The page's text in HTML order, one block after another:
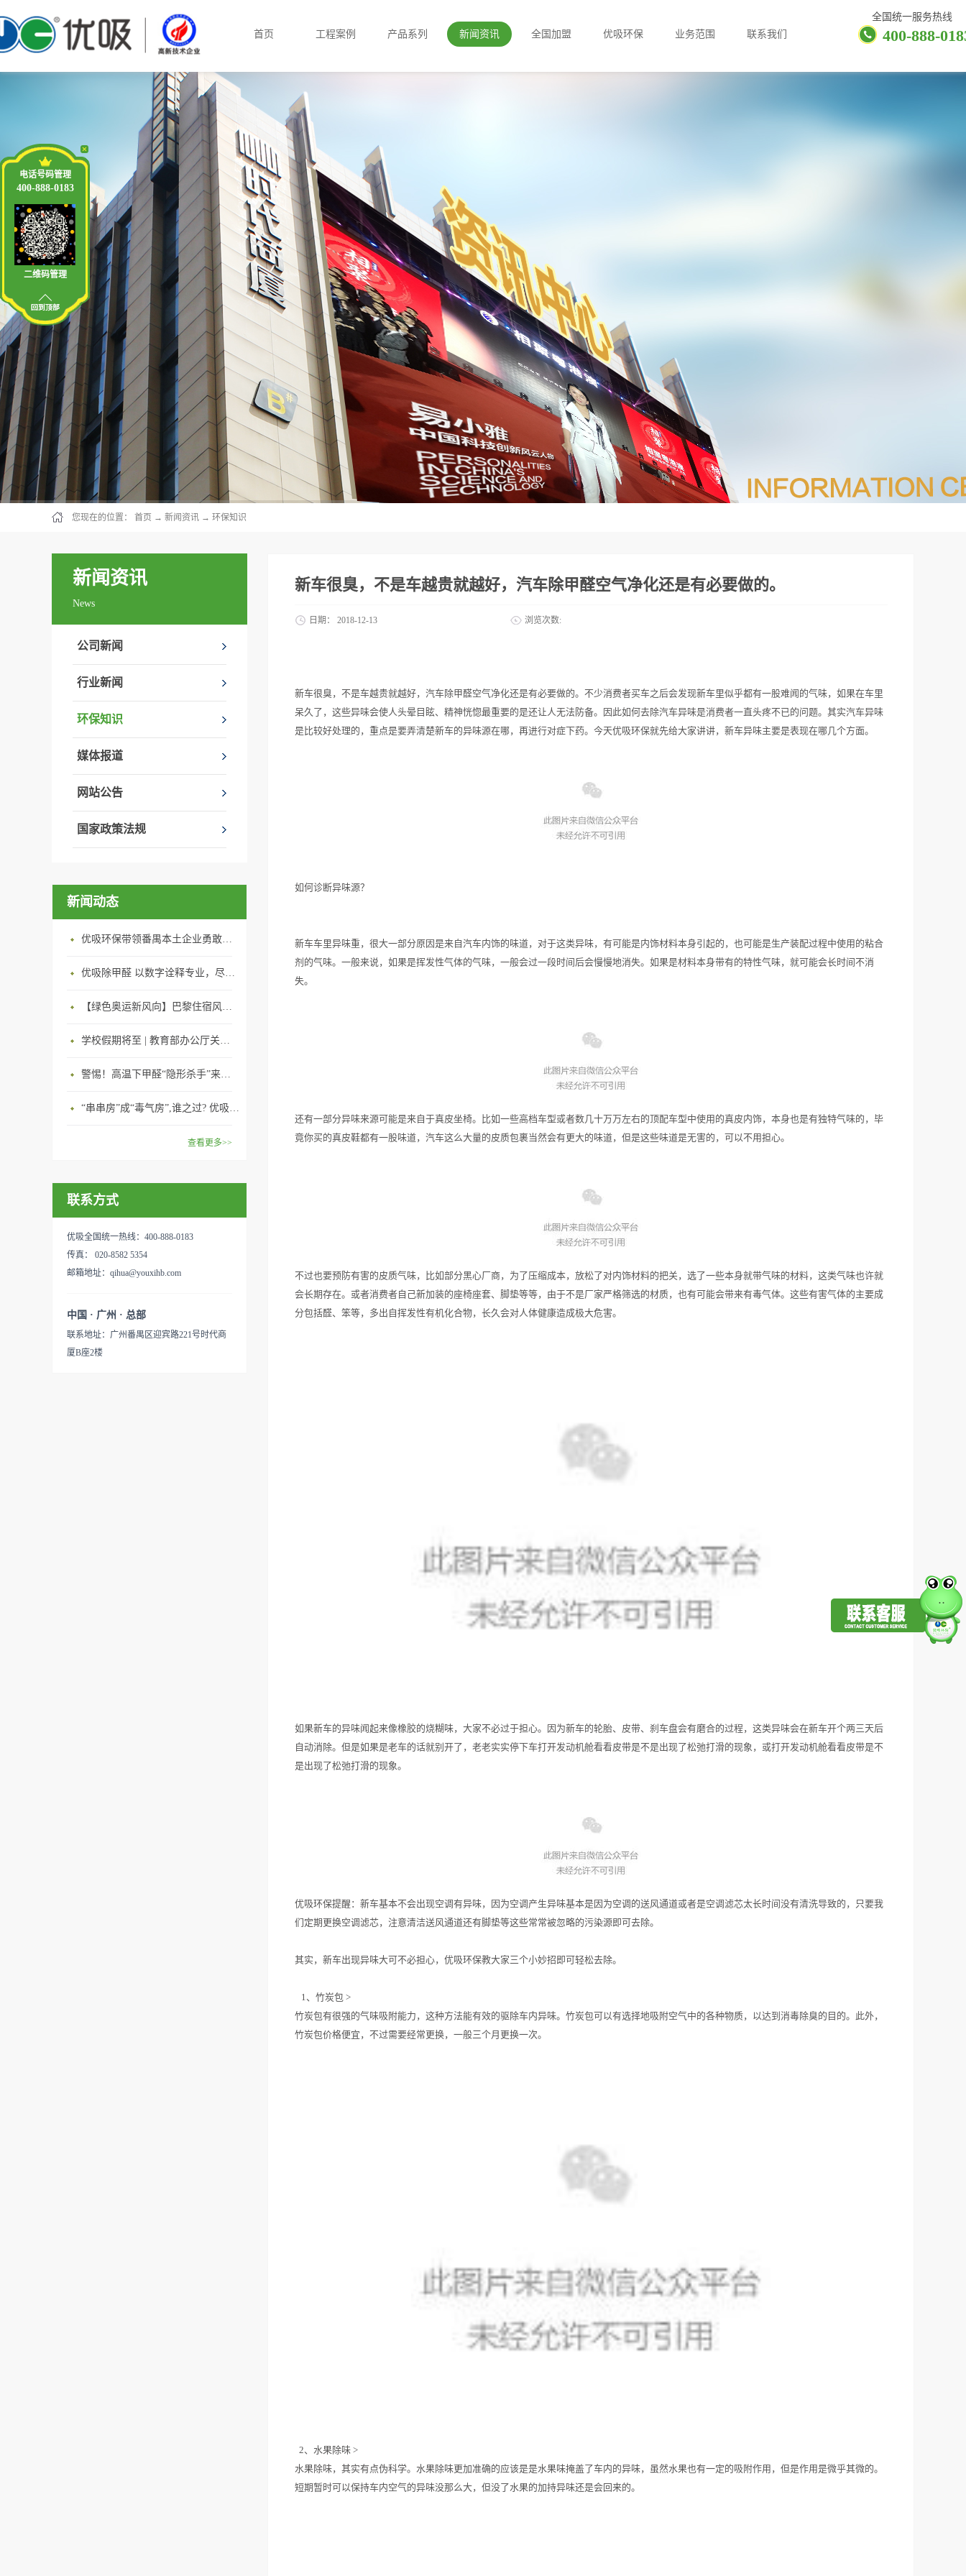
全国统一服务热线
400-888-
首页 工程案例 产品系列 新闻资讯 全国加盟 优吸环保 业务范围 联系我们
您现在的位置： 首页 → 新闻资讯 → 环保知识
新闻资讯
News
公司新闻
行业新闻
环保知识
媒体报道
网站公告
国家政策法规
新闻动态
优吸环保带领番禺本​土企业勇敢破局向“新”
优吸除甲醛 以数字诠释专业，尽显除醛品牌实力！
【绿色奥运新风向】巴黎住宿风波：优吸环保共建健康绿色家居
学校假期将至 | 教育部办公厅关于加强学校新建校舍室内空气质量管理通知
警惕！高温下甲醛“隐形杀手”来袭，你的家安全吗？
“串串房”成“毒气房”,谁之过? 优吸守护呼吸健康11年专注室内空气治理！
查看更多>>
联系方式
优吸全国统一热线：400-888-0183
传真： 020-8582 5354
邮箱地址：qihua@youxihb.com
中国 · 广州 · 总部
联系地址：广州番禺区迎宾路221号时代商
厦B座2楼
新车很臭，不是车越贵就越好，汽车除甲醛空气净化还是有必要做的。
日期： 2018-12-13 浏览次数:
新车很臭，不是车越贵就越好，汽车除甲醛空气净化还是有必要做的。不少消费者买车之后会发现新车里似乎都有一股难闻的气味，如果在车里
呆久了，这些异味会使人头晕目眩、精神恍惚最重要的是还让人无法防备。因此如何去除汽车异味是消费者一直头疼不已的问题。其实汽车异味
是比较好处理的，重点是要弄清楚新车的异味源在哪，再进行对症下药。今天优吸环保就先给大家讲讲，新车异味主要是表现在哪几个方面。
如何诊断异味源？
新车车里异味重，很大一部分原因是来自汽车内饰的味道，对于这类异味，有可能是内饰材料本身引起的，也可能是生产装配过程中使用的粘合
剂的气味。一般来说，如果是挥发性气体的气味，一般会过一段时间后会慢慢地消失。如果是材料本身带有的特性气味，就可能会长时间不消
失。
还有一部分异味来源可能是来自于真皮坐椅。比如一些高档车型或者数几十万万左右的顶配车型中使用的真皮内饰，本身也是有独特气味的，毕
竟你买的真皮鞋都有一股味道，汽车这么大量的皮质包裹当然会有更大的味道，但是这些味道是无害的，可以不用担心。
不过也要预防有害的皮质气味，比如部分黑心厂商，为了压缩成本，放松了对内饰材料的把关，选了一些本身就带气味的材料，这类气味也许就
会长期存在。或者消费者自己新加装的座椅座套、脚垫等等，由于不是厂家严格筛选的材质，也有可能会带来有毒气体。这些有害气体的主要成
分包括醛、笨等，多出自挥发性有机化合物，长久会对人体健康造成极大危害。
如果新车的异味闻起来像橡胶的烧糊味，大家不必过于担心。因为新车的轮胎、皮带、刹车盘会有磨合的过程，这类异味会在新车开个两三天后
自动消除。但是如果是老车的话就别开了，老老实实停下车打开发动机舱看看皮带是不是出现了松弛打滑的现象，或打开发动机舱看看皮带是不
是出现了松弛打滑的现象。
优吸环保提醒：新车基本不会出现空调有异味，因为空调产生异味基本是因为空调的送风通道或者是空调滤芯太长时间没有清洗导致的，只要我
们定期更换空调滤芯，注意清洁送风通道还有脚垫等这些常常被忽略的污染源即可去除。
其实，新车出现异味大可不必担心，优吸环保教大家三个小妙招即可轻松去除。
1、竹炭包 >
竹炭包有很强的气味吸附能力，这种方法能有效的驱除车内异味。竹炭包可以有选择地吸附空气中的各种物质，以达到消毒除臭的目的。此外，
竹炭包价格便宜，不过需要经常更换，一般三个月更换一次。
2、水果除味 >
水果除味，其实有点伪科学。水果除味更加准确的应该是是水果味掩盖了车内的异味，虽然水果也有一定的吸附作用，但是作用是微乎其微的。
短期暂时可以保持车内空气的异味没那么大，但没了水果的加持异味还是会回来的。
电话号码管理
400-888-0183
二维码管理